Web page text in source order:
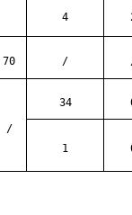
4
70 /
/
34
1